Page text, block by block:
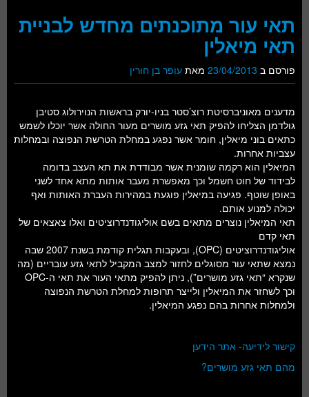
תאי עור מתוכנתים מחדש לבניית
תאי מיאלין
פורסם ב 23/04/2013 מאת עופר בן חורין
מדענים מאוניברסיטת רוצ’סטר בניו-יורק בראשות הנוירולוג סטיבן
גולדמן הצליחו להפיק תאי גזע מושרים מעור החולה אשר יוכלו לשמש
כתאים בוני מיאלין, חומר אשר נפגע במחלת הטרשת הנפוצה ובמחלות
עצביות אחרות.
המיאלין הוא רקמה שומנית אשר מבודדת את תא העצב בדומה
לבידוד של חוט חשמל וכך מאפשרת מעבר אותות מתא אחד לשני
באופן שוטף. פגיעה במיאלין פוגעת במהירות העברת האותות ואף
יכולה למנוע אותם.
תאי המיאלין נוצרים מתאים בשם אוליגודנדרוציטים ואלו צאצאים של
תאי קדם
אוליגודנדרוציטים (OPC), ובעקבות תגלית קודמת בשנת 2007 שבה
נמצא שתאי עור מסוגלים לחזור למצב המקביל לתאי גזע עובריים (מה
שנקרא “תאי גזע מושרים”), ניתן להפיק מתאי העור את תאי ה-OPC
וכך לשחזר את המיאלין ולייצר תרופות למחלת הטרשת הנפוצה
ולמחלות אחרות בהם נפגע המיאלין.
קישור לידיעה- אתר הידען
מהם תאי גזע מושרים?